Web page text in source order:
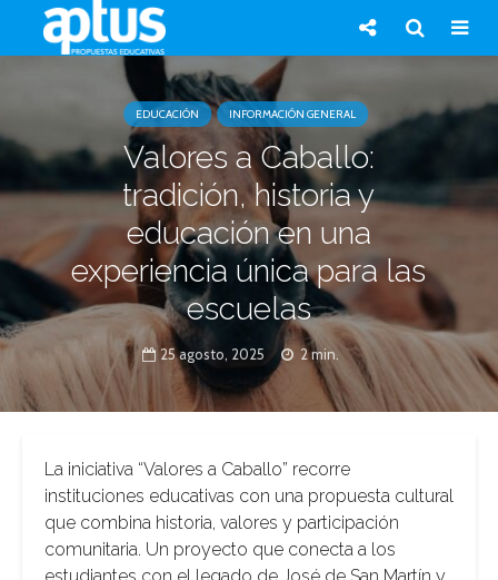
EDUCACIÓN INFORMACIÓN GENERAL
Valores a Caballo:
tradición, historia y
educación en una
experiencia única para las
escuelas
25 agosto, 2025 2 min.
La iniciativa “Valores a Caballo” recorre
instituciones educativas con una propuesta cultural
que combina historia, valores y participación
comunitaria. Un proyecto que conecta a los